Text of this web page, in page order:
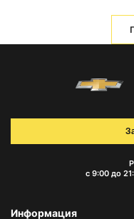
с 9:00 до
Информация